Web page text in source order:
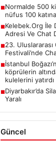
■Normalde 500
nüfus 100 katına
■Kelebek.Org İle
Adresi Ve Chat
■23.
Festivali’nde
■İstanbul
köprülerin
kulelerini yatırdı
■Diyarbakır’da
Yaralı
Güncel